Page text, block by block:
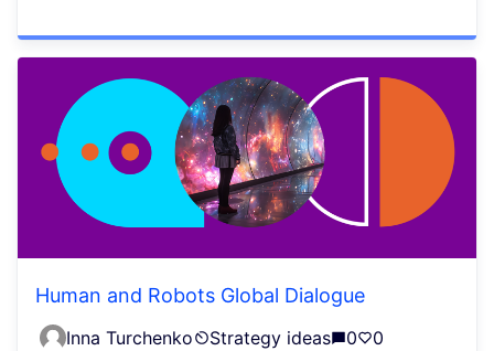
Human and Robots Global Dialogue
Inna Turchenko Strategy ideas 0 0